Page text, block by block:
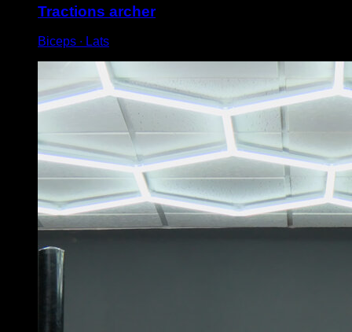
Tractions archer
Biceps ∙ Lats